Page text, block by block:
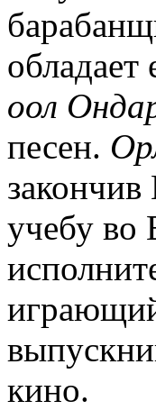
оол
песен.
учебу
кино.